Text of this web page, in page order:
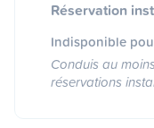
Réservation
Indisponible
Conduis au
réservations